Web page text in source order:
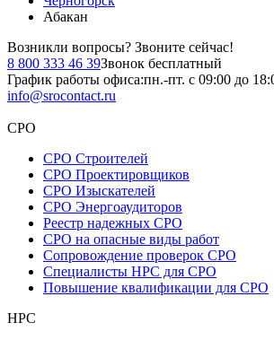
Абакан
Возникли вопросы? Звоните сейчас!
8 800 333 46 39Звонок бесплатный
График работы офиса:пн.-пт. с 09:00 до
info@srocontact.ru
СРО
СРО Строителей
СРО Проектировщиков
СРО Изыскателей
СРО Энергоаудиторов
Реестр надежных СРО
СРО на опасные виды работ
Сопровождение проверок СРО
Специалисты НРС для СРО
Повышение квалификации для СРО
НРС